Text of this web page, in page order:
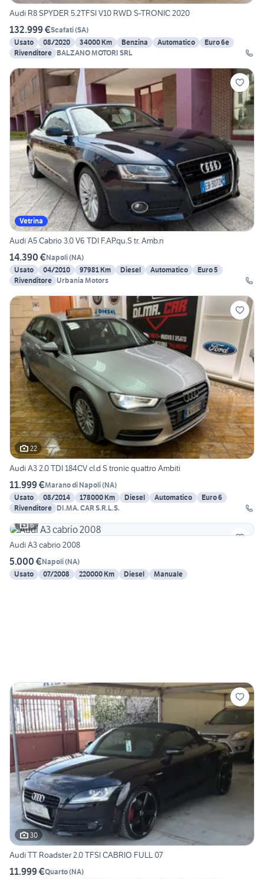
Audi R8 SPYDER 5.2TFSI V10 RWD S-TRONIC 2020
132.999 €Scafati(SA)
Usato
08/2020 34000 Km Benzina Automatico
Euro 6e
Rivenditore BALZANO MOTORI SRL
Vetrina
Audi A5 Cabrio 3.0 V6 TDI F.AP.qu.S tr. Amb.n
14.390 €Napoli(NA)
Usato
04/2010 97981 Km Diesel Automatico
Euro 5
Rivenditore Urbania Motors
22
Audi A3 2.0 TDI 184CV cl.d S tronic quattro Ambiti
11.999 €Marano di Napoli(NA)
Usato
08/2014 178000 Km Diesel Automatico
Euro 6
Rivenditore DI.MA. CAR S.R.L.S.
6
Audi A3 cabrio 2008
5.000 €Napoli(NA)
Usato
07/2008 220000 Km Diesel Manuale
30
Audi TT Roadster 2.0 TFSI CABRIO FULL 07
11.999 €Quarto(NA)